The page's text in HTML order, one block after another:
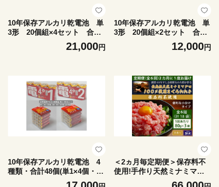
10年保存アルカリ乾電池 単
3形 20個組×4セット 合計8
21,000円
10年保存アルカリ乾電池 単
3形 20個組×2セット 合計4
12,000円
10年保存アルカリ乾電池 4
種類・合計48個(単1×4個・単
2×4個・単3×20個・単4×20
＜2ヵ月毎定期便＞保存料不
使用!手作り天然ミナミマグ
ロ100%まぐろたたき(冷凍80